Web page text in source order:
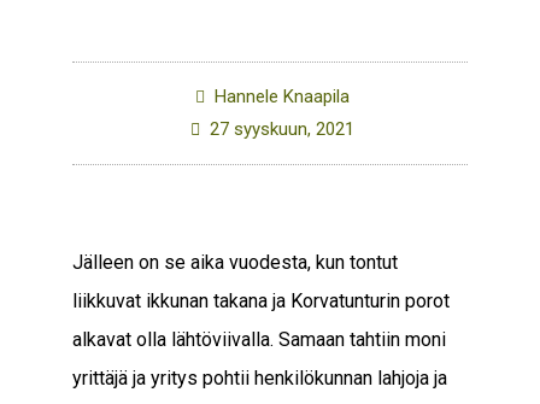
Hannele Knaapila
27 syyskuun, 2021
Jälleen on se aika vuodesta, kun tontut
liikkuvat ikkunan takana ja Korvatunturin porot
alkavat olla lähtöviivalla. Samaan tahtiin moni
yrittäjä ja yritys pohtii henkilökunnan lahjoja ja